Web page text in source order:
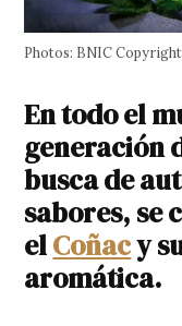
Photos: BNIC Copyright
En todo el
generación
busca de
sabores, se
elCoñacy
aromática.